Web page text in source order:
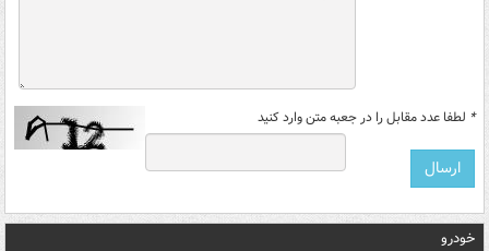
* لطفا عدد مقابل را در جعبه متن وارد کنید
خودرو